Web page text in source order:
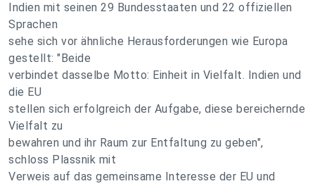
Indien mit seinen 29 Bundesstaaten und 22 offiziellen
Sprachen
sehe sich vor ähnliche Herausforderungen wie Europa
gestellt: "Beide
verbindet dasselbe Motto: Einheit in Vielfalt. Indien und
die EU
stellen sich erfolgreich der Aufgabe, diese bereichernde
Vielfalt zu
bewahren und ihr Raum zur Entfaltung zu geben",
schloss Plassnik mit
Verweis auf das gemeinsame Interesse der EU und